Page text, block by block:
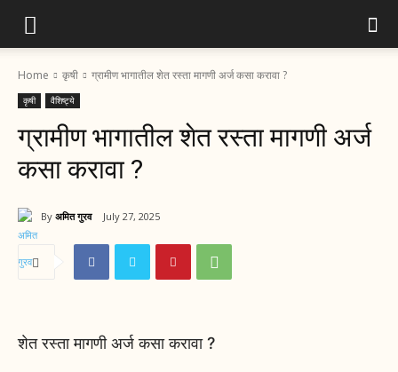
Home कृषी ग्रामीण भागातील शेत रस्ता मागणी अर्ज कसा करावा ?
कृषी वैशिष्ट्ये
ग्रामीण भागातील शेत रस्ता मागणी अर्ज
कसा करावा ?
By अमित गुरव July 27, 2025
शेत रस्ता मागणी अर्ज कसा करावा ?